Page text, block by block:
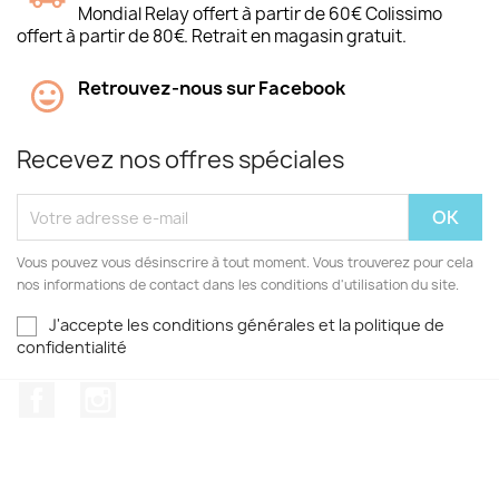
Mondial Relay offert à partir de 60€ Colissimo
offert à partir de 80€. Retrait en magasin gratuit.
Retrouvez-nous sur Facebook
Recevez nos offres spéciales
Vous pouvez vous désinscrire à tout moment. Vous trouverez pour cela
nos informations de contact dans les conditions d'utilisation du site.
J'accepte les conditions générales et la politique de
confidentialité